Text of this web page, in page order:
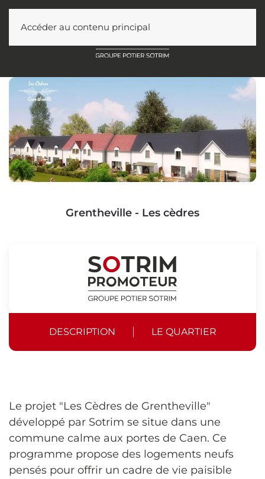
Accéder au contenu principal
Grentheville - Les cèdres
DESCRIPTION LE QUARTIER
Le projet "Les Cèdres de Grentheville"
développé par Sotrim se situe dans une
commune calme aux portes de Caen. Ce
programme propose des logements neufs
pensés pour offrir un cadre de vie paisible